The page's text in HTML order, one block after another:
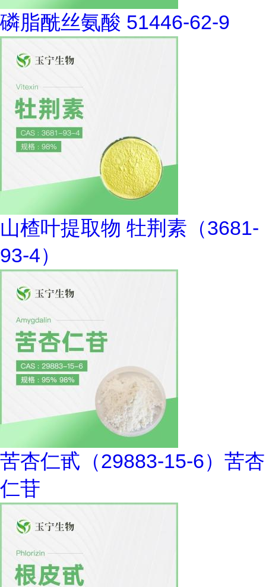
磷脂酰丝氨酸 51446-62-9
山楂叶提取物 牡荆素（3681-
93-4）
苦杏仁甙（29883-15-6）苦杏
仁苷